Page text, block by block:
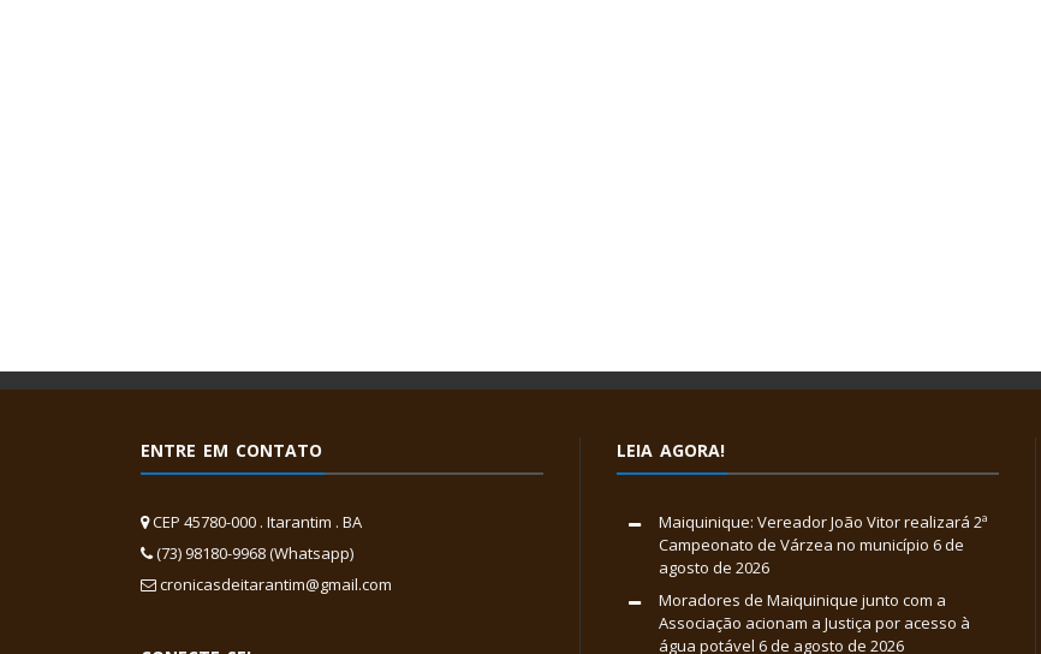
ENTRE EM CONTATO
CEP 45780-000 . Itarantim . BA
(73) 98180-9968 (Whatsapp)
cronicasdeitarantim@gmail.com
LEIA AGORA!
Maiquinique: Vereador João Vitor realizará 2ª
Campeonato de Várzea no município 6 de
agosto de 2026
Moradores de Maiquinique junto com a
Associação acionam a Justiça por acesso à
água potável 6 de agosto de 2026